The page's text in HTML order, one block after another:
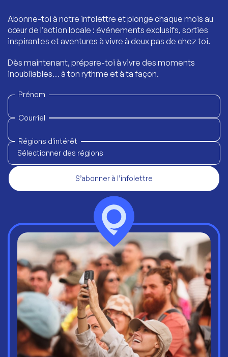
Abonne-toi à notre infolettre et plonge chaque mois au
cœur de l’action locale : événements exclusifs, sorties
inspirantes et aventures à vivre à deux pas de chez toi.
Dès maintenant, prépare-toi à vivre des moments
inoubliables… à ton rythme et à ta façon.
Prénom
Courriel
Régions d'intérêt
Sélectionner des régions
S’abonner à l’infolettre